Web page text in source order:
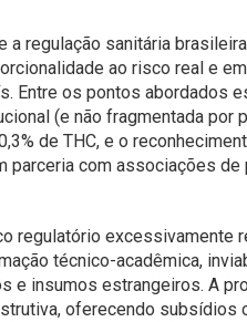
regulação sanitária
ao risco real e
Entre os pontos abordados
(e não fragmentada por
de THC, e o
parceria com associações de
regulatório excessivamente
técnico-acadêmica,
e insumos estrangeiros. A
oferecendo subsídios